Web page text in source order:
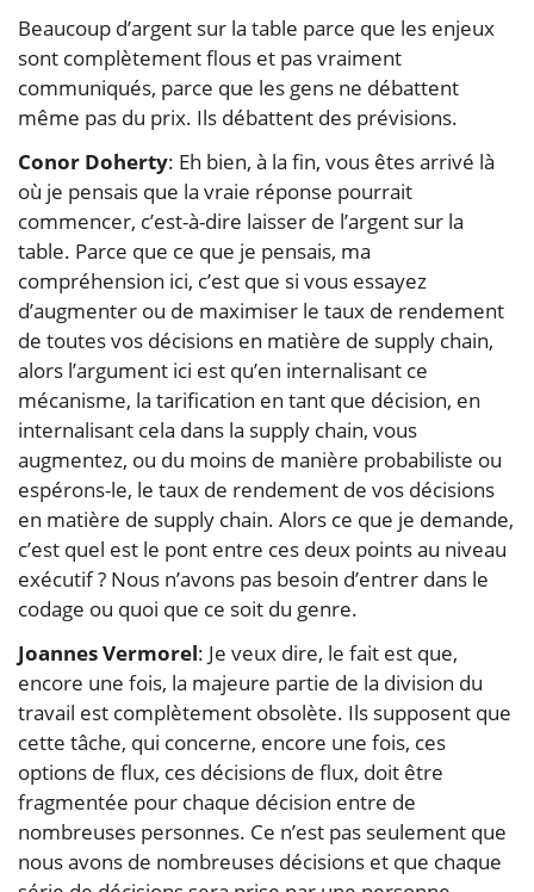
Beaucoup d’argent sur la table parce que les enjeux
sont complètement flous et pas vraiment
communiqués, parce que les gens ne débattent
même pas du prix. Ils débattent des prévisions.
Conor Doherty: Eh bien, à la fin, vous êtes arrivé là
où je pensais que la vraie réponse pourrait
commencer, c’est-à-dire laisser de l’argent sur la
table. Parce que ce que je pensais, ma
compréhension ici, c’est que si vous essayez
d’augmenter ou de maximiser le taux de rendement
de toutes vos décisions en matière de supply chain,
alors l’argument ici est qu’en internalisant ce
mécanisme, la tarification en tant que décision, en
internalisant cela dans la supply chain, vous
augmentez, ou du moins de manière probabiliste ou
espérons-le, le taux de rendement de vos décisions
en matière de supply chain. Alors ce que je demande,
c’est quel est le pont entre ces deux points au niveau
exécutif ? Nous n’avons pas besoin d’entrer dans le
codage ou quoi que ce soit du genre.
Joannes Vermorel: Je veux dire, le fait est que,
encore une fois, la majeure partie de la division du
travail est complètement obsolète. Ils supposent que
cette tâche, qui concerne, encore une fois, ces
options de flux, ces décisions de flux, doit être
fragmentée pour chaque décision entre de
nombreuses personnes. Ce n’est pas seulement que
nous avons de nombreuses décisions et que chaque